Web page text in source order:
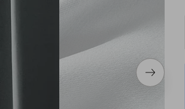
Nächstes
Produkt